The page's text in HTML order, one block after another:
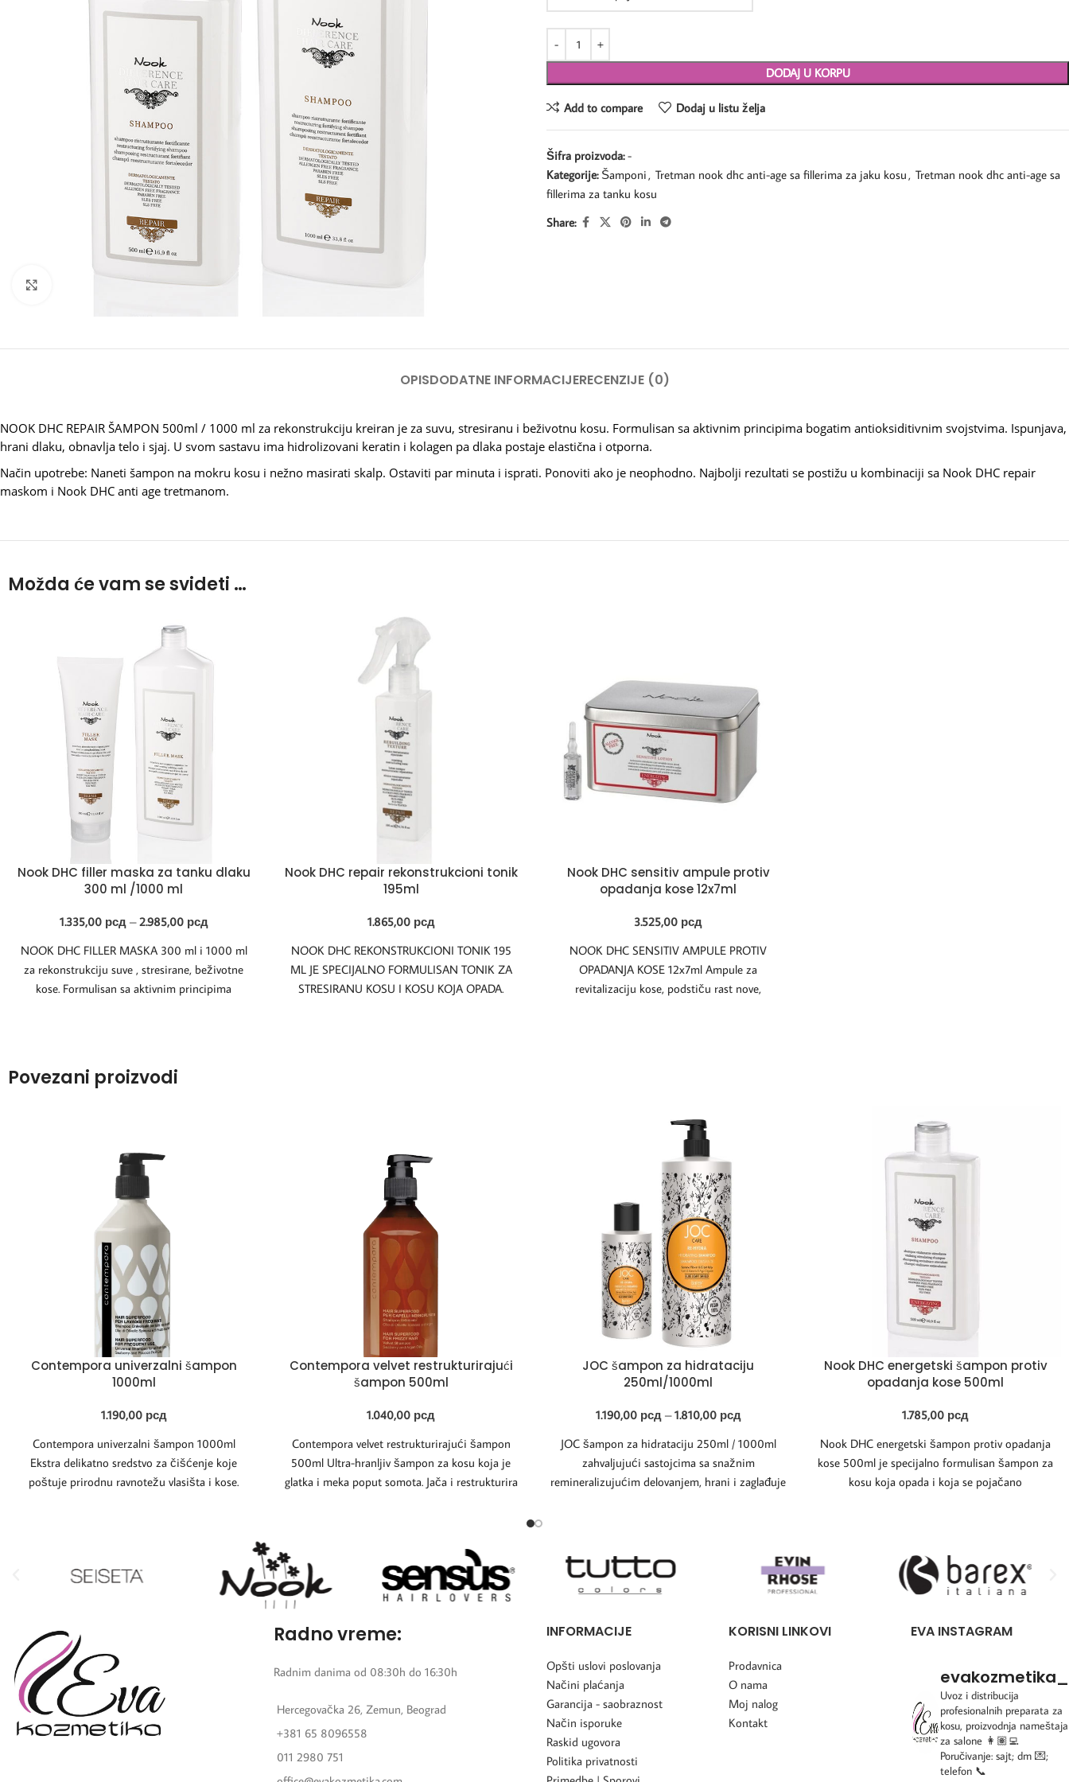
Kliknite za uvećanje
DODAJ U KORPU
Add to compare Dodaj u listu želja
Šifra proizvoda:-
Kategorije: Šamponi, Tretman nook dhc anti-age sa fillerima za jaku kosu, Tretman nook dhc anti-age sa
fillerima za tanku kosu
Share:
OPISDODATNE INFORMACIJERECENZIJE (0)
NOOK DHC REPAIR ŠAMPON 500ml / 1000 ml za rekonstrukciju kreiran je za suvu, stresiranu i beživotnu kosu. Formulisan sa aktivnim principima bogatim antioksiditivnim svojstvima. Ispunjava,
hrani dlaku, obnavlja telo i sjaj. U svom sastavu ima hidrolizovani keratin i kolagen pa dlaka postaje elastična i otporna.
Način upotrebe: Naneti šampon na mokru kosu i nežno masirati skalp. Ostaviti par minuta i isprati. Ponoviti ako je neophodno. Najbolji rezultati se postižu u kombinaciji sa Nook DHC repair
maskom i Nook DHC anti age tretmanom.
Možda će vam se svideti …
Nook DHC filler maska za tanku dlaku
300 ml /1000 ml
1.335,00 рсд – 2.985,00 рсд
NOOK DHC FILLER MASKA 300 ml i 1000 ml
za rekonstrukciju suve , stresirane, beživotne
kose. Formulisan sa aktivnim principima
Nook DHC repair rekonstrukcioni tonik
195ml
1.865,00 рсд
NOOK DHC REKONSTRUKCIONI TONIK 195
ML JE SPECIJALNO FORMULISAN TONIK ZA
STRESIRANU KOSU I KOSU KOJA OPADA.
Nook DHC sensitiv ampule protiv
opadanja kose 12x7ml
3.525,00 рсд
NOOK DHC SENSITIV AMPULE PROTIV
OPADANJA KOSE 12x7ml Ampule za
revitalizaciju kose, podstiču rast nove,
Povezani proizvodi
Contempora univerzalni šampon
1000ml
1.190,00 рсд
Contempora univerzalni šampon 1000ml
Ekstra delikatno sredstvo za čišćenje koje
poštuje prirodnu ravnotežu vlasišta i kose.
Contempora velvet restrukturirajući
šampon 500ml
1.040,00 рсд
Contempora velvet restrukturirajući šampon
500ml Ultra-hranljiv šampon za kosu koja je
glatka i meka poput somota. Jača i restrukturira
JOC šampon za hidrataciju
250ml/1000ml
1.190,00 рсд – 1.810,00 рсд
JOC šampon za hidrataciju 250ml / 1000ml
zahvaljujući sastojcima sa snažnim
remineralizujućim delovanjem, hrani i zaglađuje
Nook DHC energetski šampon protiv
opadanja kose 500ml
1.785,00 рсд
Nook DHC energetski šampon protiv opadanja
kose 500ml je specijalno formulisan šampon za
kosu koja opada i koja se pojačano
Radno vreme:
Radnim danima od 08:30h do 16:30h
Hercegovačka 26, Zemun, Beograd
+381 65 8096558
011 2980 751
INFORMACIJE
Opšti uslovi poslovanja
Načini plaćanja
Garancija - saobraznost
Način isporuke
Raskid ugovora
Politika privatnosti
KORISNI LINKOVI
Prodavnica
O nama
Moj nalog
Kontakt
EVA INSTAGRAM
evakozmetika_
Uvoz i distribucija
profesionalnih preparata za
kosu, proizvodnja nameštaja
za salone 👩🏽‍💻
Poručivanje: sajt; dm 💌;
telefon 📞